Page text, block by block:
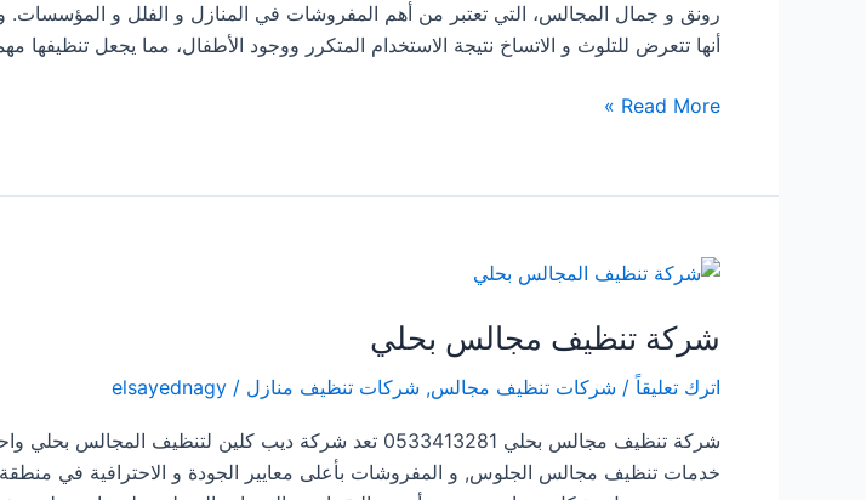
رونق و جمال المجالس، التي تعتبر من أهم المفروشات في المنازل و الفلل و
أنها تتعرض للتلوث و الاتساخ نتيجة الاستخدام المتكرر ووجود الأطفال، مما يجعل تنظيفها
شركة
فى
Read More »
شركة تنظيف مجالس بحلي
اترك تعليقاً / شركات تنظيف مجالس, شركات تنظيف منازل /
elsayednagy
شركة تنظيف مجالس بحلي 0533413281 تعد شركة ديب كلين لتنظيف
خدمات تنظيف مجالس الجلوس, و المفروشات بأعلى معايير الجودة و الاحترافية في